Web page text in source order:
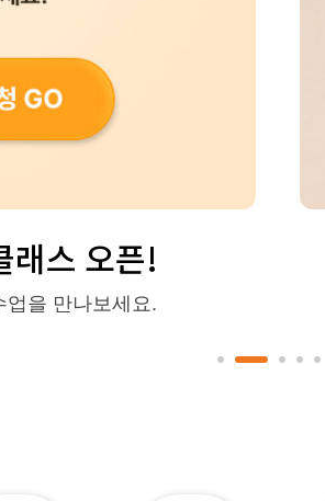
래스 오픈!
을 만나보세요.